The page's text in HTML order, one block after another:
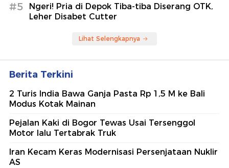
#5
Ngeri! Pria di Depok Tiba-tiba Diserang OTK,
Leher Disabet Cutter
Lihat Selengkapnya
Berita Terkini
2 Turis India Bawa Ganja Pasta Rp 1,5 M ke Bali
Modus Kotak Mainan
Pejalan Kaki di Bogor Tewas Usai Tersenggol
Motor lalu Tertabrak Truk
Iran Kecam Keras Modernisasi Persenjataan Nuklir
AS